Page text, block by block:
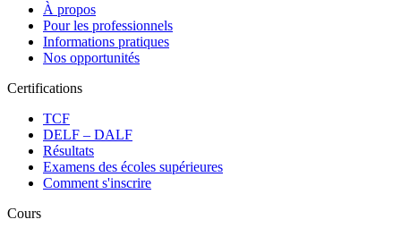
À propos
Pour les professionnels
Informations pratiques
Nos opportunités
Certifications
TCF
DELF – DALF
Résultats
Examens des écoles supérieures
Comment s'inscrire
Cours